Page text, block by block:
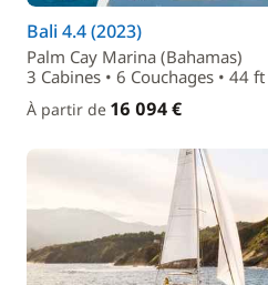
Bali 4.4 (2023)
Palm Cay Marina (Bahamas)
3 Cabines • 6 Couchages • 44 ft
À partir de 16 094 €